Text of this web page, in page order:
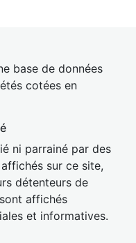
base de données
cotées en
ni parrainé par des
sur ce site,
détenteurs de
affichés
et informatives.